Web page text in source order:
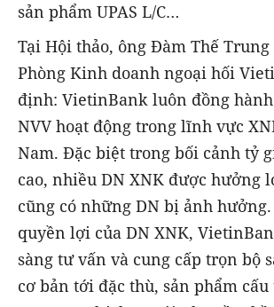
sản phẩm UPAS L/C…
Tại Hội thảo, ông Đàm Thế
Phòng Kinh doanh ngoại hối
định: VietinBank luôn đồng
NVV hoạt động trong lĩnh vực
Nam. Đặc biệt trong bối cảnh tỷ
cao, nhiều DN XNK được hưởng
cũng có những DN bị ảnh
quyền lợi của DN XNK,
sàng tư vấn và cung cấp trọn bộ
cơ bản tới đặc thù, sản phẩm